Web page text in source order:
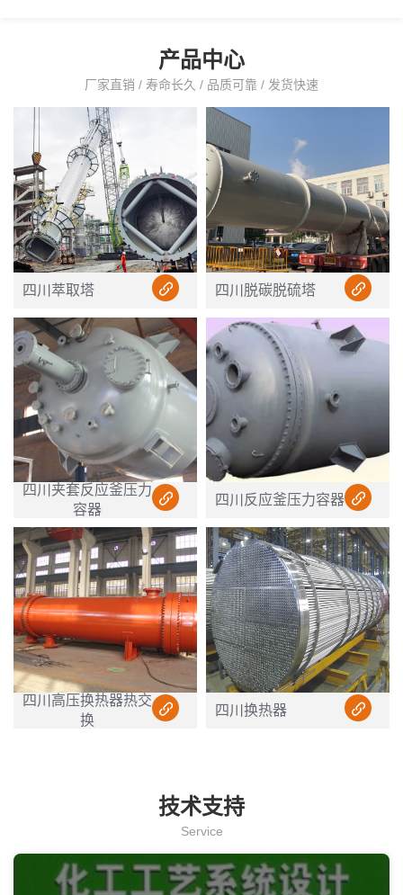
产品中心
厂家直销 / 寿命长久 / 品质可靠 / 发货快速
四川萃取塔 四川脱碳脱硫塔
四川夹套反应釜压力
容器
四川反应釜压力容器
四川高压换热器热交
换
四川换热器
技术支持
Service